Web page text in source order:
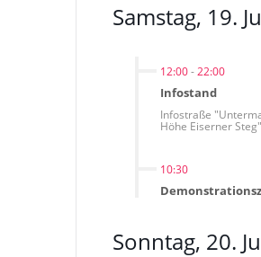
Samstag, 19.
12:00-22:00
Infostand
Infostraße
Höhe Eiserner Steg"
10:30
Sonntag, 20.